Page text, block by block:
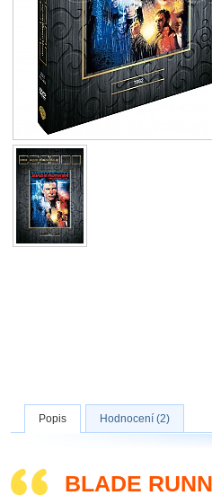
Popis Hodnocení (2)
BLADE